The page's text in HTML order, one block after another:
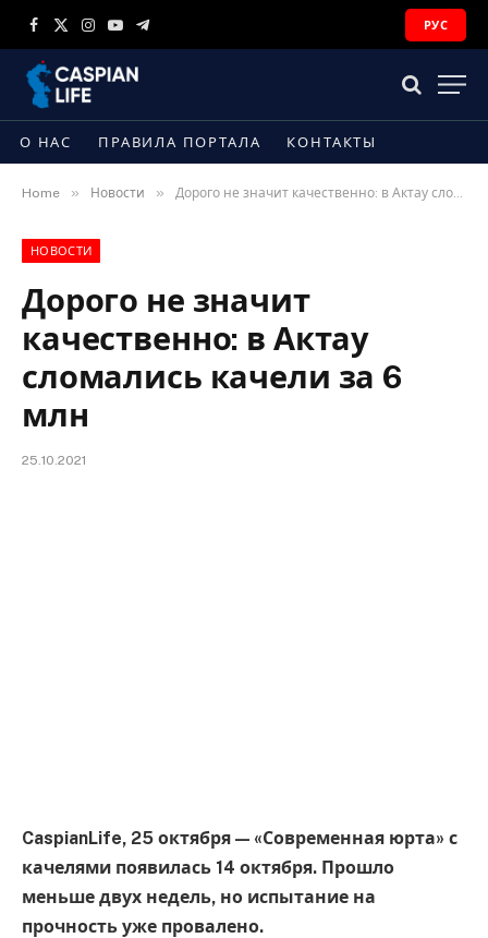
Facebook
X
Instagram
YouTubeTelegram
РУС
О НАС ПРАВИЛА ПОРТАЛА КОНТАКТЫ
Home » Новости » Дорого не значит качественно: в Актау сломались качели за 6 млн
НОВОСТИ
Дорого не значит
качественно: в Актау
сломались качели за 6
млн
25.10.2021
CaspianLife, 25 октября — «Современная юрта» с
качелями появилась 14 октября. Прошло
меньше двух недель, но испытание на
прочность уже провалено.